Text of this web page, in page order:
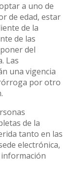
a uno de
de edad, estar
de la
de las
del
Las
una vigencia
por otro
de la
tanto en las
electrónica,